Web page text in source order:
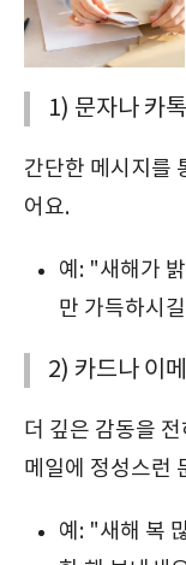
1) 문자나 카
간단한 메시지를
어요.
예: "새해가
만 가득하시
2) 카드나 이
더 깊은 감동을
메일에 정성스런
예: "새해 복